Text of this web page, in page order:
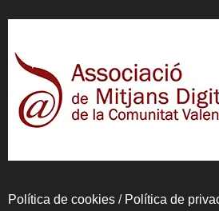
Política de cookies / Política de